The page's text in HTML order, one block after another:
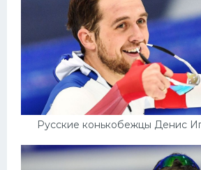
Русские конькобежцы Денис